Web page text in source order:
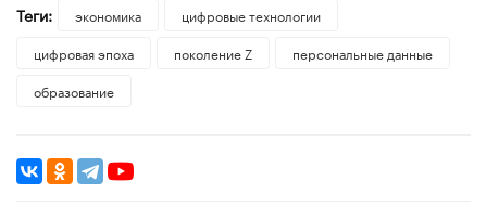
Теги: экономика
цифровые технологии
цифровая эпоха
поколение Z
персональные данные
образование